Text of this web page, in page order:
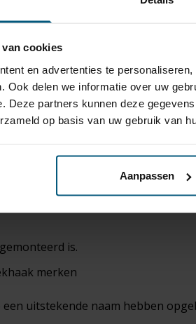
cookies
en advertenties te
Ook delen we informatie over uw
Deze partners kunnen deze
op basis van uw gebruik van
Aanpassen
worden.
als deze niet in gebruik is.
van de kogel niet zichtbaar dat
de auto intact laat.
is.
merken
uitstekende naam hebben